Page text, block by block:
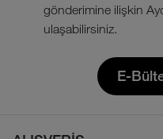
gönderimine ilişkin
ulaşabilirsiniz.
E-